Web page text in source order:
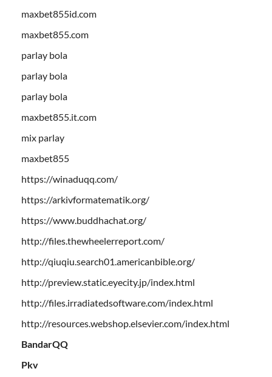
maxbet855id.com
maxbet855.com
parlay bola
parlay bola
parlay bola
maxbet855.it.com
mix parlay
maxbet855
https://winaduqq.com/
https://arkivformatematik.org/
https://www.buddhachat.org/
http://files.thewheelerreport.com/
http://qiuqiu.search01.americanbible.org/
http://preview.static.eyecity.jp/index.html
http://files.irradiatedsoftware.com/index.html
http://resources.webshop.elsevier.com/index.html
BandarQQ
Pkv